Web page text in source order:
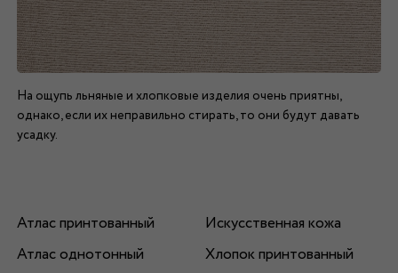
На ощупь льняные и хлопковые изделия очень приятны,
однако, если их неправильно стирать, то они будут давать
усадку.
Атлас принтованный
Атлас однотонный
Искусственная кожа
Хлопок принтованный